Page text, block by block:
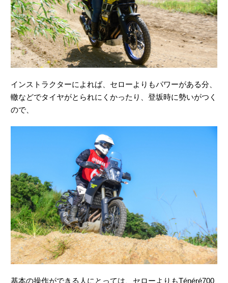
インストラクターによれば、セローよりもパワーがある分、
轍などでタイヤがとられにくかったり、登坂時に勢いがつく
ので、
基本の操作ができる人にとっては、セローよりもTénéré700
の方が、快適に楽しく走れるオフロードコースもあるそうで
す。